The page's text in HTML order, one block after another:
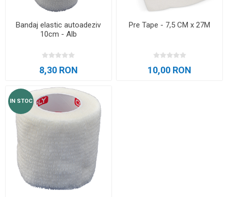
Bandaj elastic autoadeziv
10cm - Alb
8,30 RON
Pre Tape - 7,5 CM x 27M
10,00 RON
IN STOC